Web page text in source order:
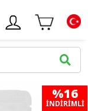
%16
İNDIRIMLI